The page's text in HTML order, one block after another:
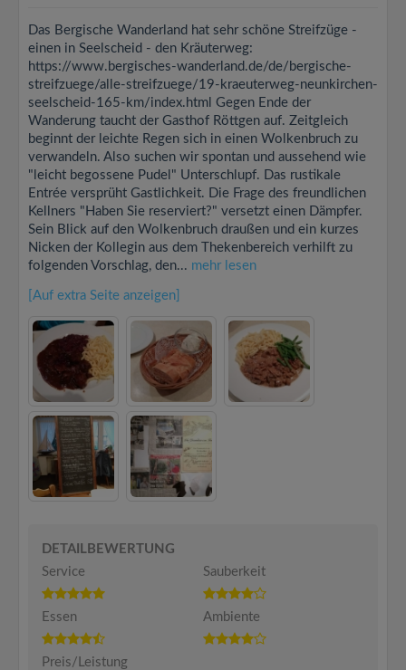
Das Bergische Wanderland hat sehr schöne Streifzüge -
einen in Seelscheid - den Kräuterweg:
https://www.bergisches-wanderland.de/de/bergische-
streifzuege/alle-streifzuege/19-kraeuterweg-neunkirchen-
seelscheid-165-km/index.html Gegen Ende der
Wanderung taucht der Gasthof Röttgen auf. Zeitgleich
beginnt der leichte Regen sich in einen Wolkenbruch zu
verwandeln. Also suchen wir spontan und aussehend wie
"leicht begossene Pudel" Unterschlupf. Das rustikale
Entrée versprüht Gastlichkeit. Die Frage des freundlichen
Kellners "Haben Sie reserviert?" versetzt einen Dämpfer.
Sein Blick auf den Wolkenbruch draußen und ein kurzes
Nicken der Kollegin aus dem Thekenbereich verhilft zu
folgenden Vorschlag, den... mehr lesen
[Auf extra Seite anzeigen]
DETAILBEWERTUNG
Service
Sauberkeit
Essen Ambiente
Preis/Leistung